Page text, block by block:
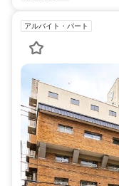
アルバイト・パート